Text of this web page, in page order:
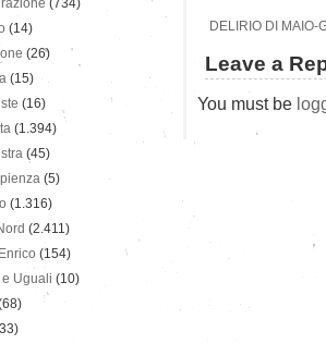
DELIRIO DI MAIO-
Leave a
You must be
(734)
(14)
(26)
(15)
(16)
(1.394)
(45)
(5)
(1.316)
(2.411)
(154)
e Uguali (10)